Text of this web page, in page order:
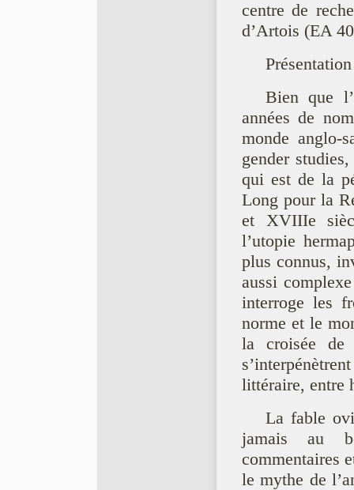
centre de
d’Artois (EA
Bien que
années de
monde anglo-
gender
qui est de la
Long pour la
et XVIIIe
l’utopie
plus connus,
aussi
interroge les
norme et le
la croisée de
littéraire, entre
La fable
jamais au
commentaires
le mythe de